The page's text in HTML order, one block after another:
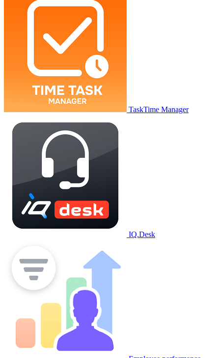
TaskTime Manager
IQ.Desk